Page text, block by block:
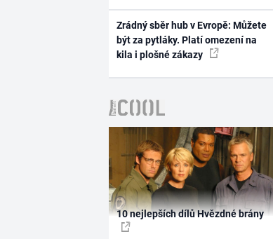
Zrádný sběr hub v Evropě: Můžete
být za pytláky. Platí omezení na
kila i plošné zákazy
10 nejlepších dílů Hvězdné brány